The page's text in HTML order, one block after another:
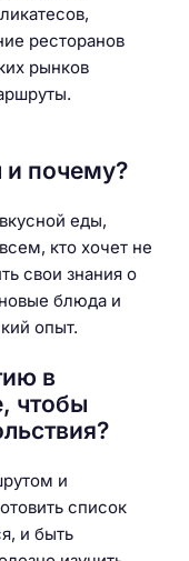
ресторанов
рынков
и почему?
еды,
кто хочет не
свои знания о
блюда и
опыт.
в
чтобы
и
список
и быть